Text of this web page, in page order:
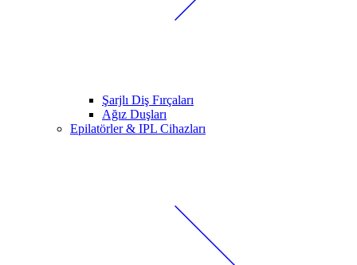
Şarjlı Diş Fırçaları
Ağız Duşları
Epilatörler & IPL Cihazları